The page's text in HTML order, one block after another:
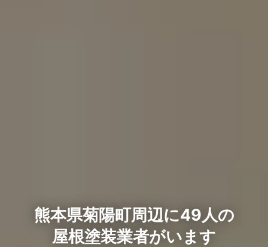
熊本県菊陽町周辺に49人の
屋根塗装業者がいます